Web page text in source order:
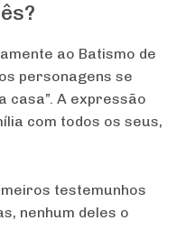
ao Batismo de
personagens se
casa”. A expressão
com todos os seus,
testemunhos
nenhum deles o